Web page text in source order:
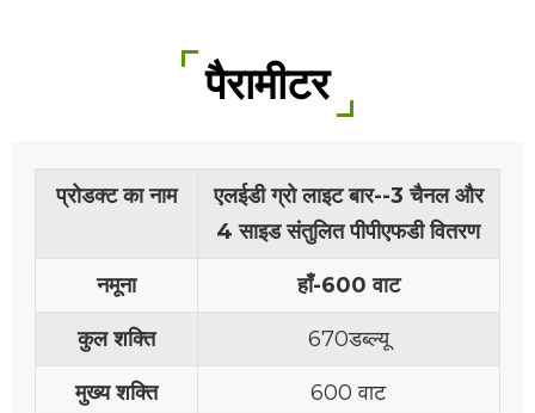
पैरामीटर
प्रोडक्ट का नाम
एलईडी ग्रो लाइट बार--3 चैनल और
4 साइड संतुलित पीपीएफडी वितरण
नमूना हाँ-600 वाट
कुल शक्ति 670डब्ल्यू
मुख्य शक्ति 600 वाट